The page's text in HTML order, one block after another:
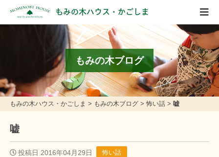
もみの木ハウス・かごしま
もみの木ブログ
もみの木ハウス・かごしま > もみの木ブログ >怖い話 > 嘘
嘘
投稿日 2016年04月29日 怖い話